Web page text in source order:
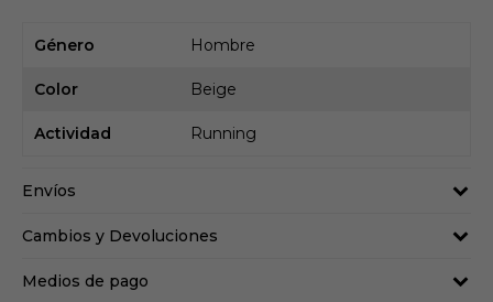
Envíos
Cambios y Devoluciones
Medios de pago
Género Hombre
Color Beige
Actividad Running